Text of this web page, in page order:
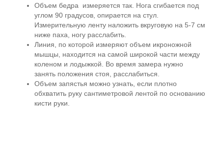
Объем бедра измеряется так. Нога сгибается под
углом 90 градусов, опирается на стул.
Измерительную ленту наложить вкруговую на 5-7 см
ниже паха, ногу расслабить.
Линия, по которой измеряют объем икроножной
мышцы, находится на самой широкой части между
коленом и лодыжкой. Во время замера нужно
занять положения стоя, расслабиться.
Объем запястья можно узнать, если плотно
обхватить руку сантиметровой лентой по основанию
кисти руки.